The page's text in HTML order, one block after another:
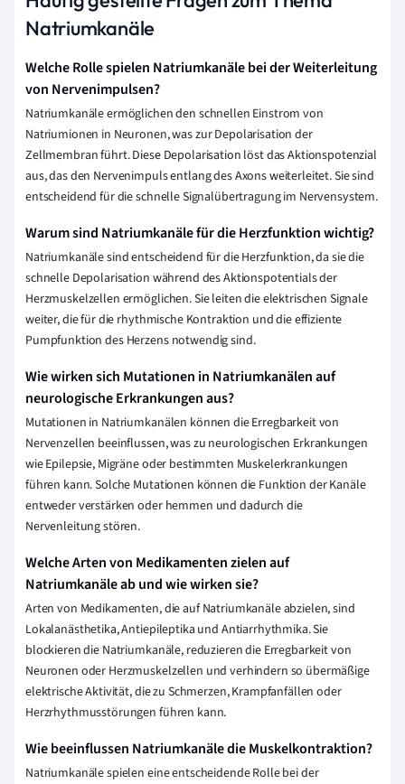
Natriumkanäle
Welche Rolle spielen Natriumkanäle bei der Weiterleitung
von Nervenimpulsen?
Natriumkanäle ermöglichen den schnellen Einstrom von
Natriumionen in Neuronen, was zur Depolarisation der
Zellmembran führt. Diese Depolarisation löst das Aktionspotenzial
aus, das den Nervenimpuls entlang des Axons weiterleitet. Sie sind
entscheidend für die schnelle Signalübertragung im Nervensystem.
Warum sind Natriumkanäle für die Herzfunktion wichtig?
Natriumkanäle sind entscheidend für die Herzfunktion, da sie die
schnelle Depolarisation während des Aktionspotentials der
Herzmuskelzellen ermöglichen. Sie leiten die elektrischen Signale
weiter, die für die rhythmische Kontraktion und die effiziente
Pumpfunktion des Herzens notwendig sind.
Wie wirken sich Mutationen in Natriumkanälen auf
neurologische Erkrankungen aus?
Mutationen in Natriumkanälen können die Erregbarkeit von
Nervenzellen beeinflussen, was zu neurologischen Erkrankungen
wie Epilepsie, Migräne oder bestimmten Muskelerkrankungen
führen kann. Solche Mutationen können die Funktion der Kanäle
entweder verstärken oder hemmen und dadurch die
Nervenleitung stören.
Welche Arten von Medikamenten zielen auf
Natriumkanäle ab und wie wirken sie?
Arten von Medikamenten, die auf Natriumkanäle abzielen, sind
Lokalanästhetika, Antiepileptika und Antiarrhythmika. Sie
blockieren die Natriumkanäle, reduzieren die Erregbarkeit von
Neuronen oder Herzmuskelzellen und verhindern so übermäßige
elektrische Aktivität, die zu Schmerzen, Krampfanfällen oder
Herzrhythmusstörungen führen kann.
Wie beeinflussen Natriumkanäle die Muskelkontraktion?
Natriumkanäle spielen eine entscheidende Rolle bei der